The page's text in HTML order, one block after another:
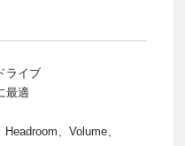
ライブ
最適
、Volume、